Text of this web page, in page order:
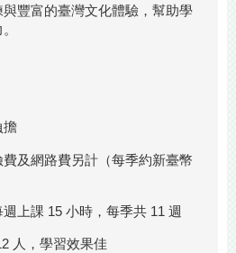
豐富的臺灣文化體驗，幫助學
擔
及網路費另計（每季約新臺幣
上課 15 小時，每季共 11 週
人，學習效果佳